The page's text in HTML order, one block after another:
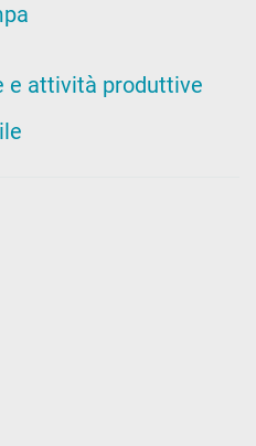
e attività produttive